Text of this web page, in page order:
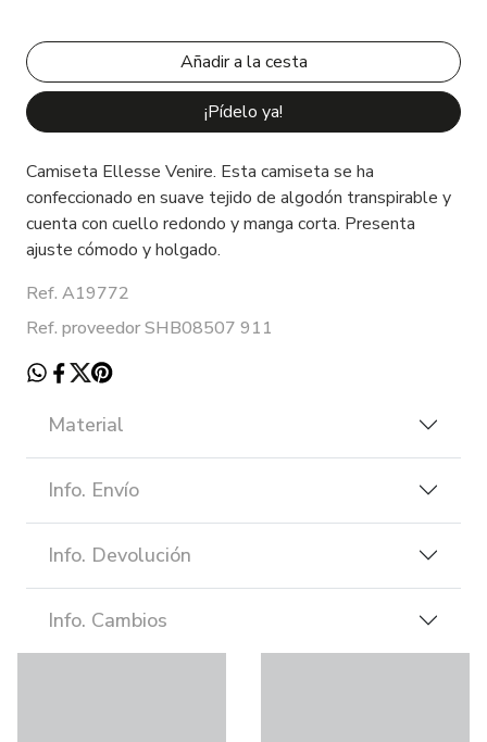
¡Pídelo ya!
Camiseta Ellesse Venire. Esta camiseta se ha
confeccionado en suave tejido de algodón transpirable y
cuenta con cuello redondo y manga corta. Presenta
ajuste cómodo y holgado.
Ref. A19772
Ref. proveedor SHB08507 911
Material
Info. Envío
Info. Devolución
Info. Cambios